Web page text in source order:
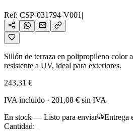
Ref: CSP-031794-V001 |
Sillón de terraza en polipropileno color
resistente a UV, ideal para exteriores.
243,31 €
IVA incluido · 201,08 € sin IVA
En stock — Listo para enviar
Entrega
Cantidad: